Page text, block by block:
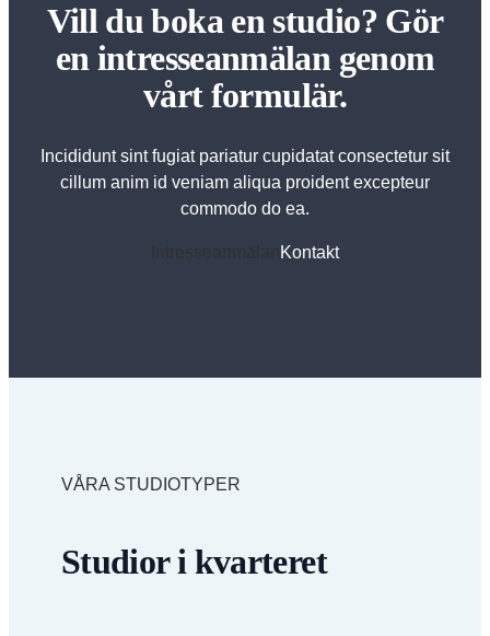
Vill du boka en studio? Gör
en intresseanmälan genom
vårt formulär.
Incididunt sint fugiat pariatur cupidatat consectetur sit
cillum anim id veniam aliqua proident excepteur
commodo do ea.
Intresseanmälan Kontakt
VÅRA STUDIOTYPER
Studior i kvarteret